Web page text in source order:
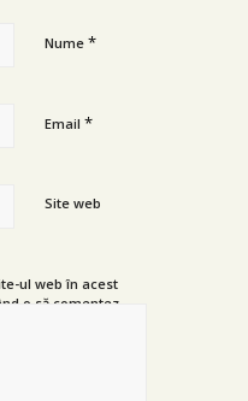
Nume *
Email *
Site web
ul web în acest
o să comentez.